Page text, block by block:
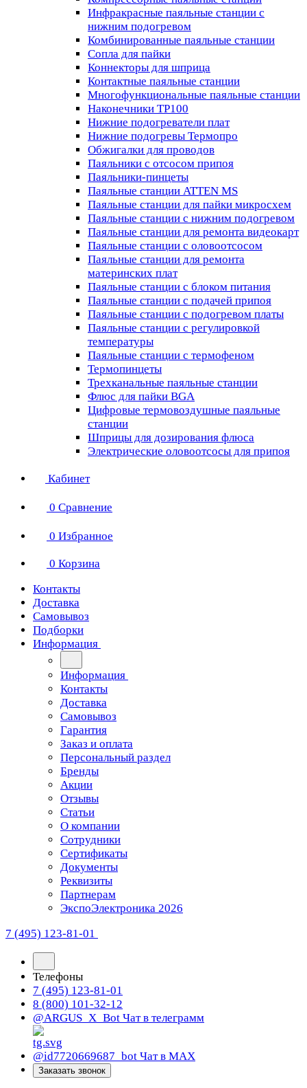
Инфракрасные паяльные станции с
нижним подогревом
Комбинированные паяльные станции
Сопла для пайки
Коннекторы для шприца
Контактные паяльные станции
Многофункциональные паяльные станции
Наконечники TP100
Нижние подогреватели плат
Нижние подогревы Термопро
Обжигалки для проводов
Паяльники с отсосом припоя
Паяльники-пинцеты
Паяльные станции ATTEN MS
Паяльные станции для пайки микросхем
Паяльные станции с нижним подогревом
Паяльные станции для ремонта видеокарт
Паяльные станции с оловоотсосом
Паяльные станции для ремонта
материнских плат
Паяльные станции с блоком питания
Паяльные станции с подачей припоя
Паяльные станции с подогревом платы
Паяльные станции с регулировкой
температуры
Паяльные станции с термофеном
Термопинцеты
Трехканальные паяльные станции
Флюс для пайки BGA
Цифровые термовоздушные паяльные
станции
Шприцы для дозирования флюса
Электрические оловоотсосы для припоя
Кабинет
0 Сравнение
0 Избранное
0 Корзина
Контакты
Доставка
Самовывоз
Подборки
Информация
Информация
Контакты
Доставка
Самовывоз
Гарантия
Заказ и оплата
Персональный раздел
Бренды
Акции
Отзывы
Статьи
О компании
Сотрудники
Сертификаты
Документы
Реквизиты
Партнерам
ЭкспоЭлектроника 2026
7 (495) 123-81-01
Телефоны
7 (495) 123-81-01
8 (800) 101-32-12
@ARGUS_X_Bot Чат в телеграмм
@id7720669687_bot Чат в МАХ
Заказать звонок